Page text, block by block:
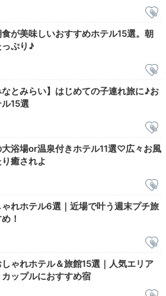
屋外モール「マリンアンドウォー
グやグルメを堪能したり、海沿
た時間を過ごせます。
食が美味しいおすすめホテル15選。朝
ぷり♪
なとみらい】はじめての子連れ旅に♪お
15選
浴場or温泉付きホテル11選♡広々お風
癒されよ
れホテル6選｜近場で叶う週末プチ旅
！
ゃれホテル＆旅館15選｜人気エリア
ップルにおすすめ宿